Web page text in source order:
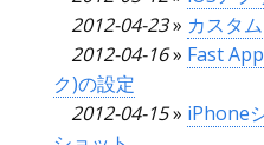
2012-04-23» カスタ
2012-04-16» Fast
ク)の設定
2012-04-15» iPhone